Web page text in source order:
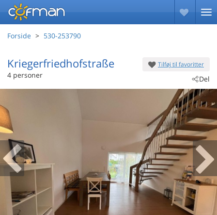
Forside 530-253790
Tilføj til favoritter
Del
Kriegerfriedhofstraße
- 66701
4 personer